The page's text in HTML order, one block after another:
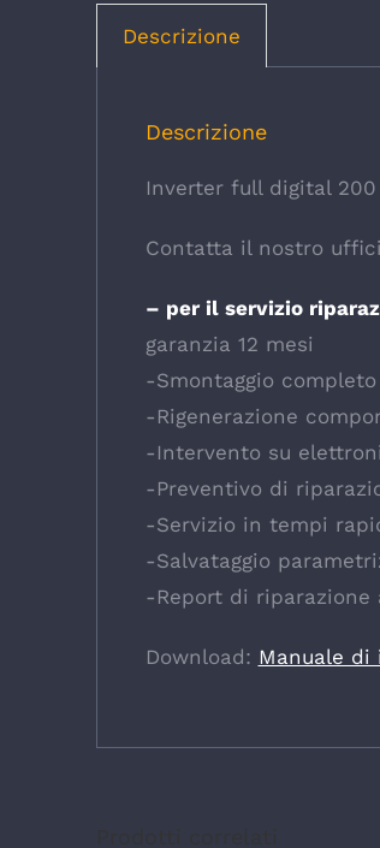
Descrizione
Descrizione
Inverter full digital
Contatta il nostro
– per il servizio
garanzia 12 mesi
-Smontaggio
-Rigenerazione
-Intervento su
-Preventivo di
-Servizio in tempi
-Salvataggio
-Report di riparazione
Download: Manuale di